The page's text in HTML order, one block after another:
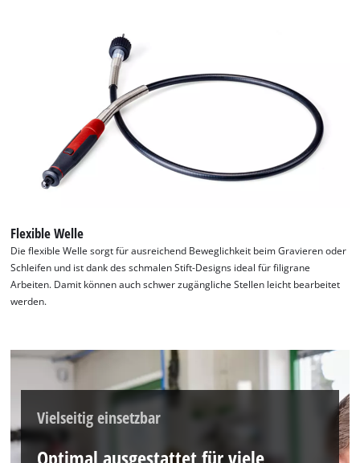
Flexible Welle
Die flexible Welle sorgt für ausreichend Beweglichkeit beim Gravieren oder
Schleifen und ist dank des schmalen Stift-Designs ideal für filigrane
Arbeiten. Damit können auch schwer zugängliche Stellen leicht bearbeitet
werden.
Vielseitig einsetzbar